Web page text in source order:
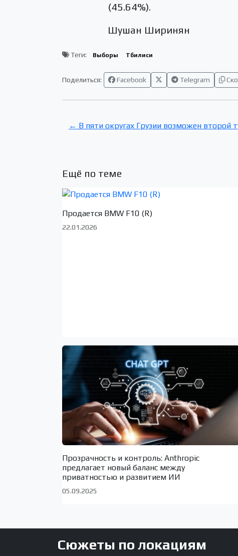
(45.64%).
Шушан Ширинян
Теги: Выборы Тбилиси
Поделиться: Facebook Telegram
← В пяти округах Грузии возможен второй
Ещё по теме
Продается BMW F10 (R)
22.01.2026
Прозрачность и контроль: Anthropic
предлагает новый баланс между
приватностью и развитием ИИ
05.09.2025
Сюжеты по локациям